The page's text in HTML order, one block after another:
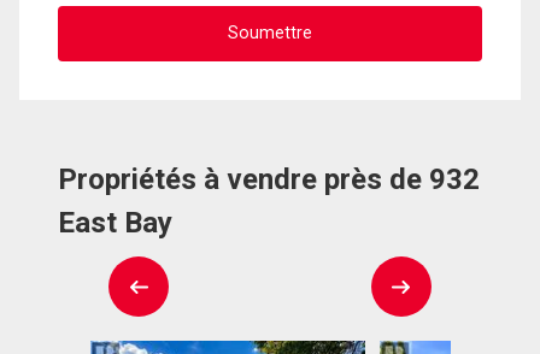
Propriétés à vendre près de 932
East Bay